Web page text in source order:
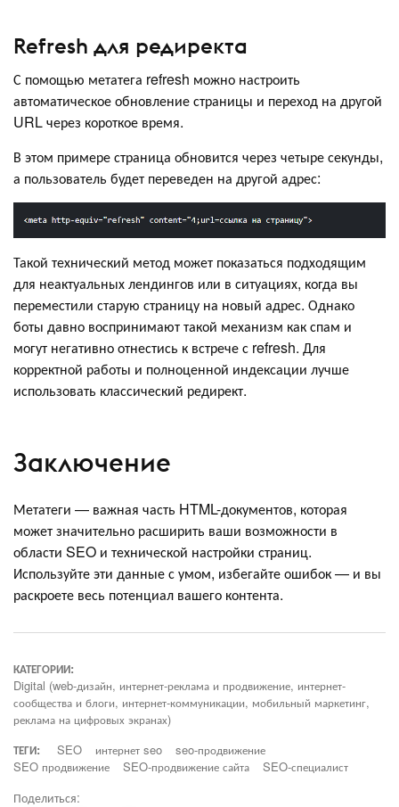
Refresh для редиректа
С помощью метатега refresh можно настроить
автоматическое обновление страницы и переход на другой
URL через короткое время.
В этом примере страница обновится через четыре секунды,
а пользователь будет переведен на другой адрес:
Такой технический метод может показаться подходящим
для неактуальных лендингов или в ситуациях, когда вы
переместили старую страницу на новый адрес. Однако
боты давно воспринимают такой механизм как спам и
могут негативно отнестись к встрече с refresh. Для
корректной работы и полноценной индексации лучше
использовать классический редирект.
Заключение
Метатеги — важная часть HTML-документов, которая
может значительно расширить ваши возможности в
области SEO и технической настройки страниц.
Используйте эти данные с умом, избегайте ошибок — и вы
раскроете весь потенциал вашего контента.
КАТЕГОРИИ:
Digital (web-дизайн, интернет-реклама и продвижение, интернет-
сообщества и блоги, интернет-коммуникации, мобильный маркетинг,
реклама на цифровых экранах)
ТЕГИ:
SEO интернет seo
seo-продвижение
SEO продвижение
SEO-продвижение сайта SEO-специалист
Поделиться: